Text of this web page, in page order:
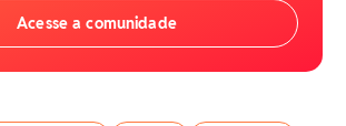
Acesse a comunidade